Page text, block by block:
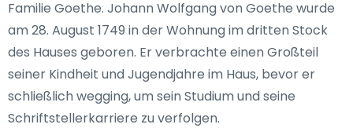
Familie Goethe. Johann Wolfgang von Goethe wurde
am 28. August 1749 in der Wohnung im dritten Stock
des Hauses geboren. Er verbrachte einen Großteil
seiner Kindheit und Jugendjahre im Haus, bevor er
schließlich wegging, um sein Studium und seine
Schriftstellerkarriere zu verfolgen.